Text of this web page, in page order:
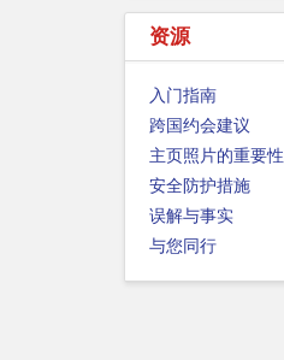
资源
入门指南
跨国约会建议
主页照片的重要性
安全防护措施
误解与事实
与您同行